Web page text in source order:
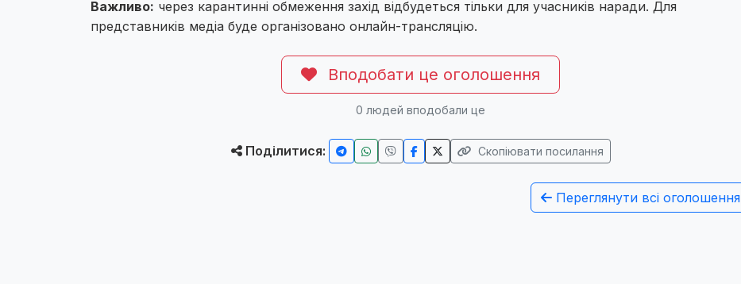
Важливо: через карантинні обмеження захід відбудеться тільки для учасників наради. Для
представників медіа буде організовано онлайн-трансляцію.
Вподобати це оголошення
0 людей вподобали це
Поділитися: Скопіювати посилання
Переглянути всі оголошення